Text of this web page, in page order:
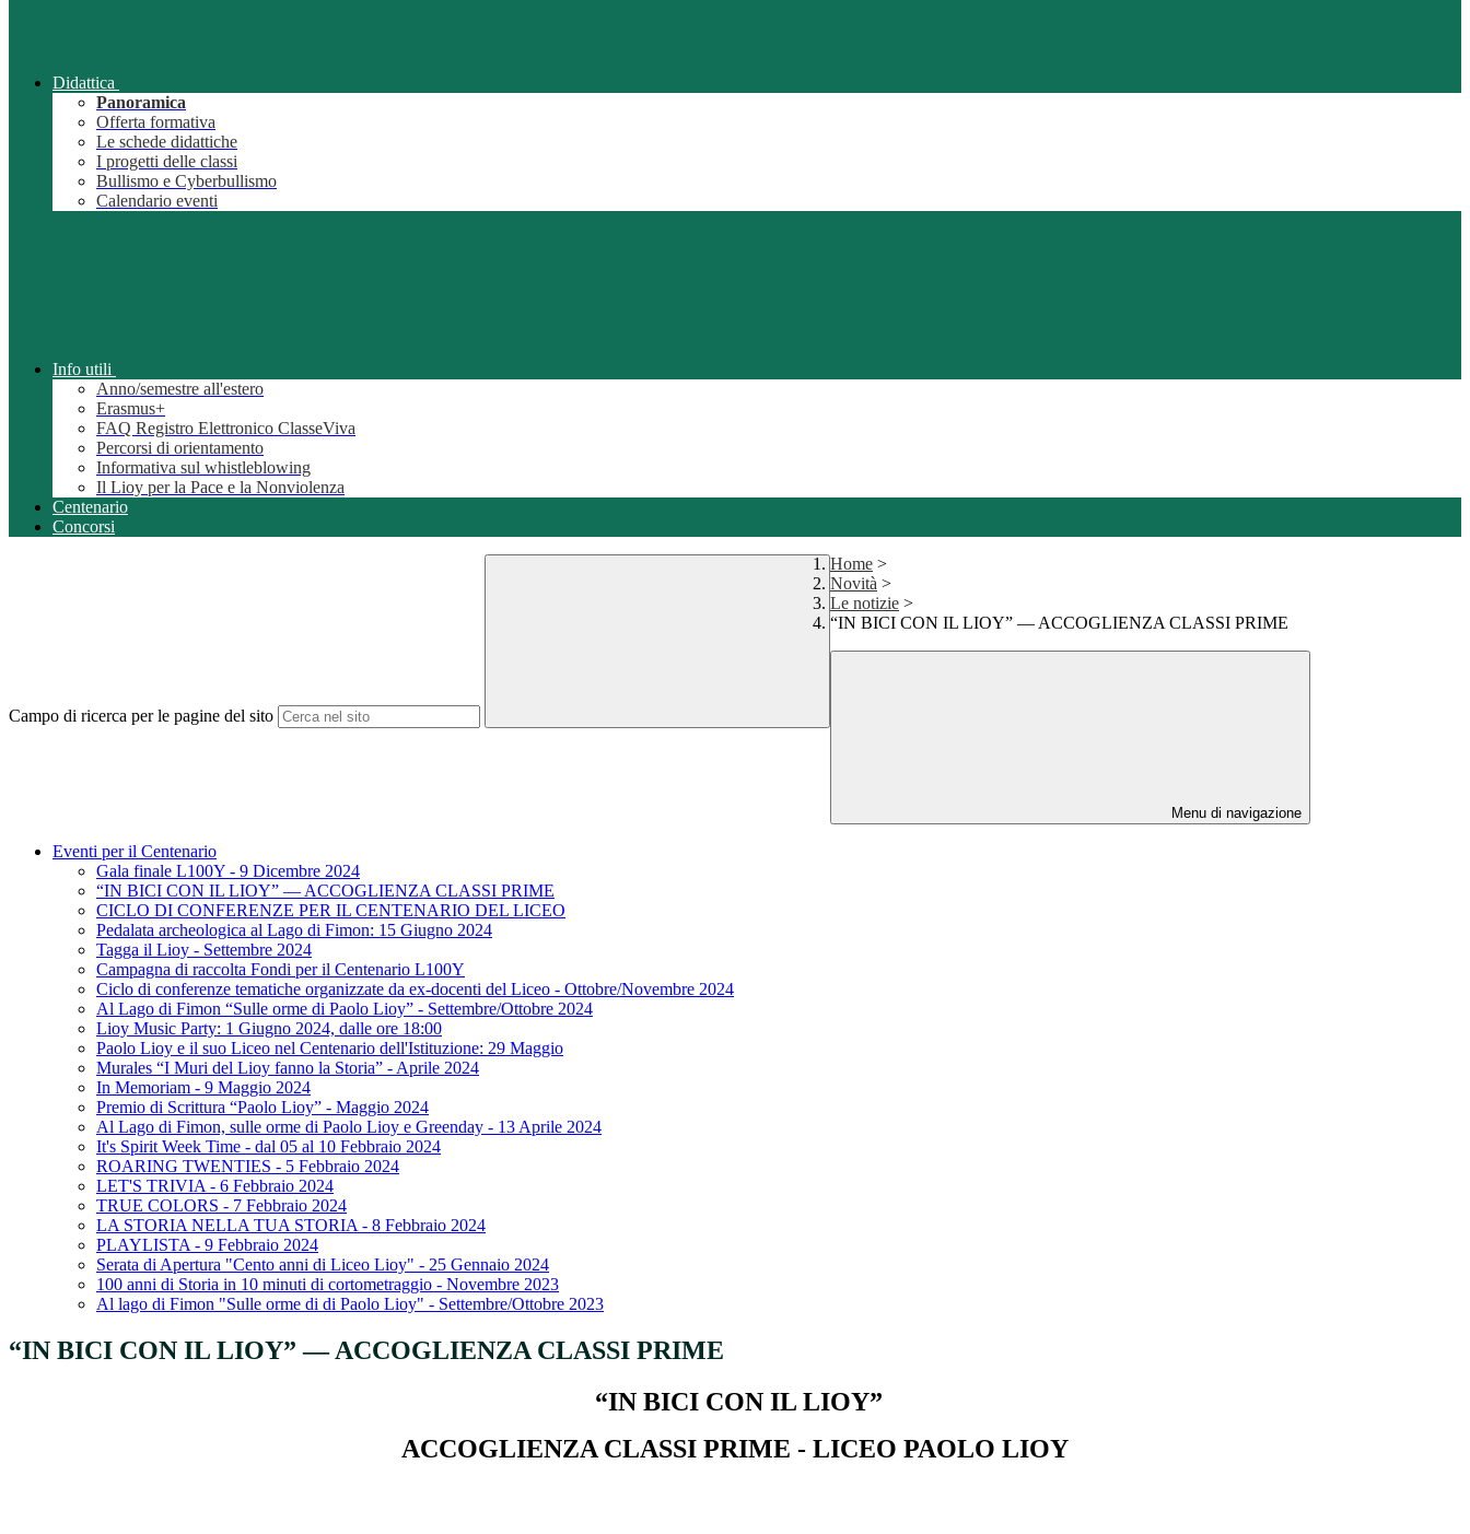
Didattica
Panoramica
Offerta formativa
Le schede didattiche
I progetti delle classi
Bullismo e Cyberbullismo
Calendario eventi
Info utili
Anno/semestre all'estero
Erasmus+
FAQ Registro Elettronico ClasseViva
Percorsi di orientamento
Informativa sul whistleblowing
Il Lioy per la Pace e la Nonviolenza
Centenario
Concorsi
Campo di ricerca per le pagine del sito
Home >
Novità >
Le notizie >
“IN BICI CON IL LIOY” — ACCOGLIENZA CLASSI PRIME
Menu di navigazione
Eventi per il Centenario
Gala finale L100Y - 9 Dicembre 2024
“IN BICI CON IL LIOY” — ACCOGLIENZA CLASSI PRIME
CICLO DI CONFERENZE PER IL CENTENARIO DEL LICEO
Pedalata archeologica al Lago di Fimon: 15 Giugno 2024
Tagga il Lioy - Settembre 2024
Campagna di raccolta Fondi per il Centenario L100Y
Ciclo di conferenze tematiche organizzate da ex-docenti del Liceo - Ottobre/Novembre 2024
Al Lago di Fimon “Sulle orme di Paolo Lioy” - Settembre/Ottobre 2024
Lioy Music Party: 1 Giugno 2024, dalle ore 18:00
Paolo Lioy e il suo Liceo nel Centenario dell'Istituzione: 29 Maggio
Murales “I Muri del Lioy fanno la Storia” - Aprile 2024
In Memoriam - 9 Maggio 2024
Premio di Scrittura “Paolo Lioy” - Maggio 2024
Al Lago di Fimon, sulle orme di Paolo Lioy e Greenday - 13 Aprile 2024
It's Spirit Week Time - dal 05 al 10 Febbraio 2024
ROARING TWENTIES - 5 Febbraio 2024
LET'S TRIVIA - 6 Febbraio 2024
TRUE COLORS - 7 Febbraio 2024
LA STORIA NELLA TUA STORIA - 8 Febbraio 2024
PLAYLISTA - 9 Febbraio 2024
Serata di Apertura "Cento anni di Liceo Lioy" - 25 Gennaio 2024
100 anni di Storia in 10 minuti di cortometraggio - Novembre 2023
Al lago di Fimon "Sulle orme di di Paolo Lioy" - Settembre/Ottobre 2023
“IN BICI CON IL LIOY” — ACCOGLIENZA CLASSI PRIME
“IN BICI CON IL LIOY”
ACCOGLIENZA CLASSI PRIME - LICEO PAOLO LIOY